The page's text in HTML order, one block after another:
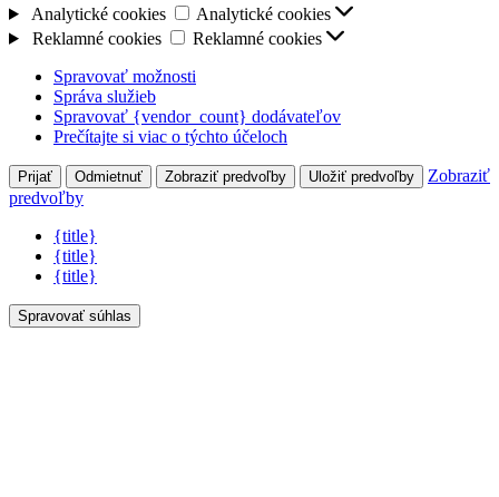
Analytické cookies
Analytické cookies
Reklamné cookies
Reklamné cookies
Spravovať možnosti
Správa služieb
Spravovať {vendor_count} dodávateľov
Prečítajte si viac o týchto účeloch
Prijať Odmietnuť Zobraziť predvoľby Uložiť predvoľby
Zobraziť
predvoľby
{title}
{title}
{title}
Spravovať súhlas